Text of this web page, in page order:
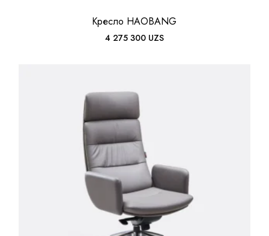
Кресло HAOBANG
4 275 300 UZS